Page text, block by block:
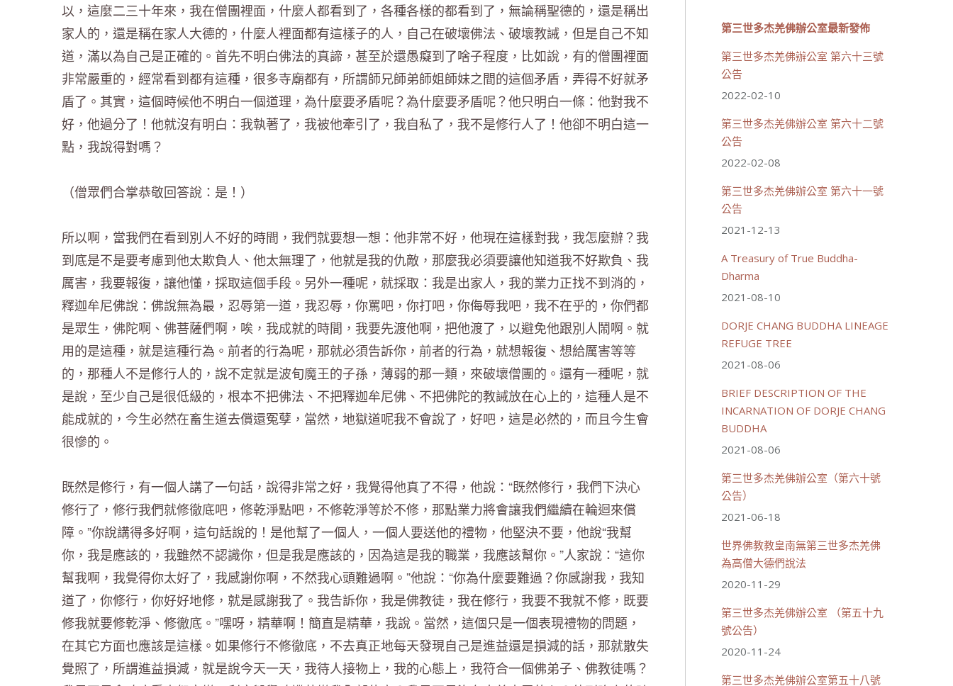
以，這麼二三十年來，我在僧團裡面，什麼人都看到了，各種各樣的都看到了，無論稱聖德的，還是稱出
家人的，還是稱在家人大德的，什麼人裡面都有這樣子的人，自己在破壞佛法、破壞教誡，但是自己不知
道，滿以為自己是正確的。首先不明白佛法的真諦，甚至於還愚癡到了啥子程度，比如說，有的僧團裡面
非常嚴重的，經常看到都有這種，很多寺廟都有，所謂師兄師弟師姐師妹之間的這個矛盾，弄得不好就矛
盾了。其實，這個時候他不明白一個道理，為什麼要矛盾呢？為什麼要矛盾呢？他只明白一條：他對我不
好，他過分了！他就沒有明白：我執著了，我被他牽引了，我自私了，我不是修行人了！他卻不明白這一
點，我說得對嗎？
（僧眾們合掌恭敬回答說：是！）
所以啊，當我們在看到別人不好的時間，我們就要想一想：他非常不好，他現在這樣對我，我怎麼辦？我
到底是不是要考慮到他太欺負人、他太無理了，他就是我的仇敵，那麼我必須要讓他知道我不好欺負、我
厲害，我要報復，讓他懂，採取這個手段。另外一種呢，就採取：我是出家人，我的業力正找不到消的，
釋迦牟尼佛說：佛說無為最，忍辱第一道，我忍辱，你罵吧，你打吧，你侮辱我吧，我不在乎的，你們都
是眾生，佛陀啊、佛菩薩們啊，唉，我成就的時間，我要先渡他啊，把他渡了，以避免他跟別人鬧啊。就
用的是這種，就是這種行為。前者的行為呢，那就必須告訴你，前者的行為，就想報復、想給厲害等等
的，那種人不是修行人的，說不定就是波旬魔王的子孫，薄弱的那一類，來破壞僧團的。還有一種呢，就
是說，至少自己是很低級的，根本不把佛法、不把釋迦牟尼佛、不把佛陀的教誡放在心上的，這種人是不
能成就的，今生必然在畜生道去償還冤孽，當然，地獄道呢我不會說了，好吧，這是必然的，而且今生會
很慘的。
既然是修行，有一個人講了一句話，說得非常之好，我覺得他真了不得，他說：“既然修行，我們下決心
修行了，修行我們就修徹底吧，修乾淨點吧，不修乾淨等於不修，那點業力將會讓我們繼續在輪迴來償
障。”你說講得多好啊，這句話說的！是他幫了一個人，一個人要送他的禮物，他堅決不要，他說“我幫
你，我是應該的，我雖然不認識你，但是我是應該的，因為這是我的職業，我應該幫你。”人家說：“這你
幫我啊，我覺得你太好了，我感謝你啊，不然我心頭難過啊。”他說：“你為什麼要難過？你感謝我，我知
道了，你修行，你好好地修，就是感謝我了。我告訴你，我是佛教徒，我在修行，我要不我就不修，既要
修我就要修乾淨、修徹底。”嘿呀，精華啊！簡直是精華，我說。當然，這個只是一個表現禮物的問題，
在其它方面也應該是這樣。如果修行不修徹底，不去真正地每天發現自己是進益還是損減的話，那就散失
覺照了，所謂進益損減，就是說今天一天，我待人接物上，我的心態上，我符合一個佛弟子、佛教徒嗎？
分享
載入更多
第三世多杰羌佛辦公室最新發佈
第三世多杰羌佛辦公室 第六十三號
公告
2022-02-10
第三世多杰羌佛辦公室 第六十二號
公告
2022-02-08
第三世多杰羌佛辦公室 第六十一號
公告
2021-12-13
A Treasury of True Buddha-
Dharma
2021-08-10
DORJE CHANG BUDDHA LINEAGE
REFUGE TREE
2021-08-06
BRIEF DESCRIPTION OF THE
INCARNATION OF DORJE CHANG
BUDDHA
2021-08-06
第三世多杰羌佛辦公室（第六十號
公告）
2021-06-18
世界佛教教皇南無第三世多杰羌佛
為高僧大德們說法
2020-11-29
第三世多杰羌佛辦公室 （第五十九
號公告）
2020-11-24
第三世多杰羌佛辦公室第五十八號